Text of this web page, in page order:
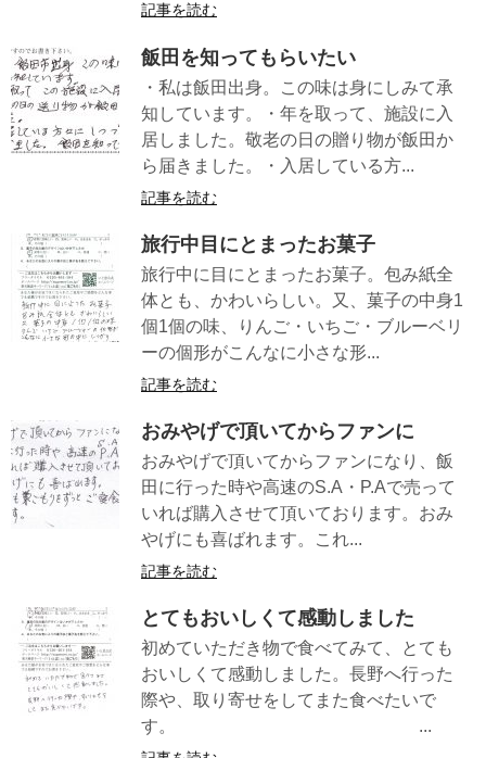
記事を読む
飯田を知ってもらいたい
・私は飯田出身。この味は身にしみて承
知しています。・年を取って、施設に入
居しました。敬老の日の贈り物が飯田か
ら届きました。・入居している方...
記事を読む
旅行中目にとまったお菓子
旅行中に目にとまったお菓子。包み紙全
体とも、かわいらしい。又、菓子の中身1
個1個の味、りんご・いちご・ブルーベリ
ーの個形がこんなに小さな形...
記事を読む
おみやげで頂いてからファンに
おみやげで頂いてからファンになり、飯
田に行った時や高速のS.A・P.Aで売って
いれば購入させて頂いております。おみ
やげにも喜ばれます。これ...
記事を読む
とてもおいしくて感動しました
初めていただき物で食べてみて、とても
おいしくて感動しました。長野へ行った
際や、取り寄せをしてまた食べたいで
す。 ...